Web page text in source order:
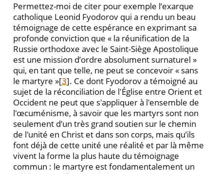
Permettez-moi de citer pour exemple l’exarque
catholique Leonid Fyodorov qui a rendu un beau
témoignage de cette espérance en exprimant sa
profonde conviction que « la réunification de la
Russie orthodoxe avec le Saint-Siège Apostolique
est une mission d’ordre absolument surnaturel »
qui, en tant que telle, ne peut se concevoir « sans
le martyre »[3]. Ce dont Fyodorov a témoigné au
sujet de la réconciliation de l'Église entre Orient et
Occident ne peut que s'appliquer à l'ensemble de
l'œcuménisme, à savoir que les martyrs sont non
seulement d’un très grand soutien sur le chemin
de l'unité en Christ et dans son corps, mais qu’ils
font déjà de cette unité une réalité et par là même
vivent la forme la plus haute du témoignage
commun : le martyre est fondamentalement un